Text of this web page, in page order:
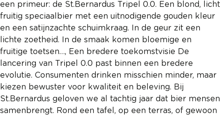
een primeur: de St.Bernardus Tripel 0.0. Een blond, licht
fruitig speciaalbier met een uitnodigende gouden kleur
en een satijnzachte schuimkraag. In de geur zit een
lichte zoetheid. In de smaak komen bloemige en
fruitige toetsen…, Een bredere toekomstvisie De
lancering van Tripel 0.0 past binnen een bredere
evolutie. Consumenten drinken misschien minder, maar
kiezen bewuster voor kwaliteit en beleving. Bij
St.Bernardus geloven we al tachtig jaar dat bier mensen
samenbrengt. Rond een tafel, op een terras, of gewoon